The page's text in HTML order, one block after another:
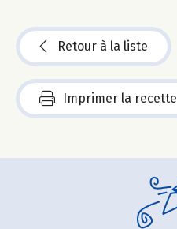
Retour à la liste
Imprimer la recette